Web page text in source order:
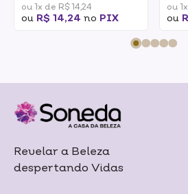
ou 1x de R$ 14,24
ou R$ 14,24 no PIX
ou
ou
Revelar a Beleza
despertando Vidas